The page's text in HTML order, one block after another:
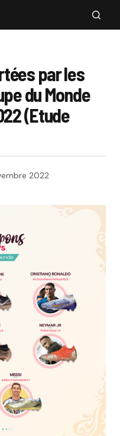
par les
du Monde
(Etude
2022